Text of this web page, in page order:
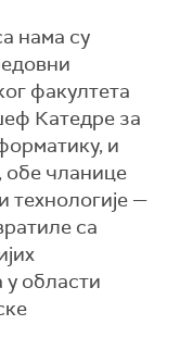
нама су
факултета
Катедре за
и
обе чланице
технологије —
са
области